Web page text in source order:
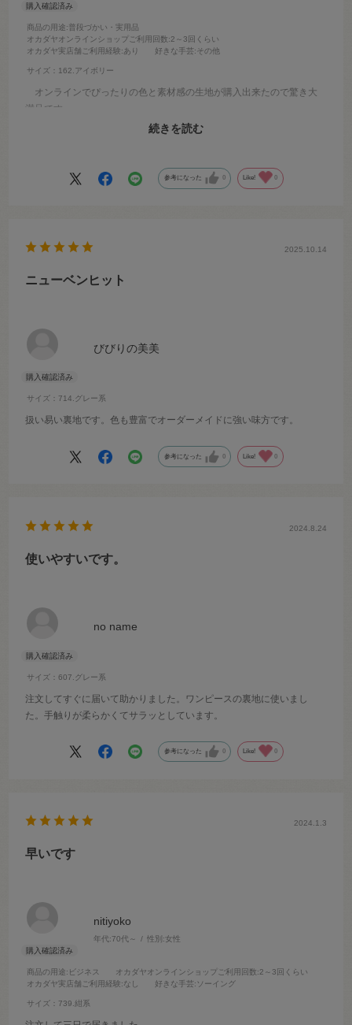
商品の用途:普段づかい・実用品
オカダヤオンラインショップご利用回数:2～3回くらい
オカダヤ実店舗ご利用経験:あり 好きな手芸:その他
サイズ：162.アイボリー
オンラインでぴったりの色と素材感の生地が購入出来たので驚き大
満足です
白ベージュは微妙な色なのでオンラインでは無理かしらと思いつつも
続きを読む
参考になった 0 Like! 0
びびりの美美
サイズ：714.グレー系
2025.10.14
ニューベンヒット
扱い易い裏地です。色も豊富でオーダーメイドに強い味方です。
参考になった 0 Like! 0
no name
サイズ：607.グレー系
2024.8.24
使いやすいです。
注文してすぐに届いて助かりました。ワンピースの裏地に使いまし
た。手触りが柔らかくてサラッとしています。
参考になった 0 Like! 0
nitiyoko
年代:70代～ 性別:女性
商品の用途:ビジネス オカダヤオンラインショップご利用回数:2～3回くらい
オカダヤ実店舗ご利用経験:なし 好きな手芸:ソーイング
サイズ：739.紺系
2024.1.3
早いです